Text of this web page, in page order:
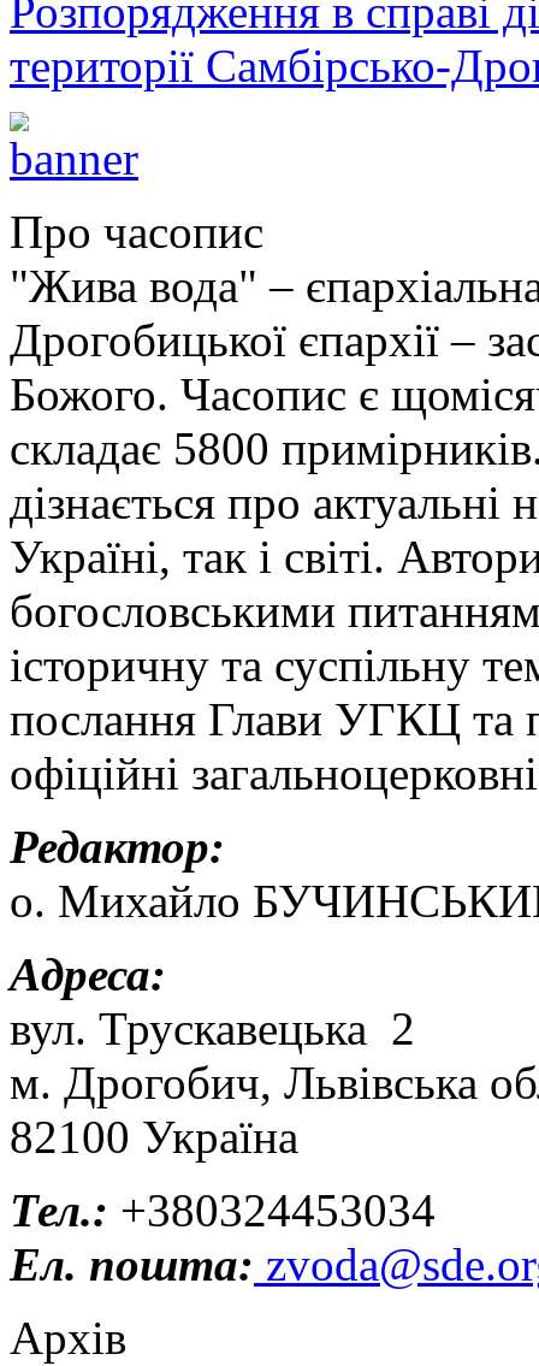
Розпорядження в справі
території Самбірсько-
Про часопис
"Жива вода" –
Дрогобицької єпархії –
Божого. Часопис є
складає 5800
дізнається про
Україні, так і світі.
богословськими
історичну та суспільну
послання Глави УГКЦ та
офіційні
Редактор:
о. Михайло
Адреса:
вул. Трускавецька 2
м. Дрогобич, Львівська
82100 Україна
Тел.: +380324453034
Ел. пошта:
Архів